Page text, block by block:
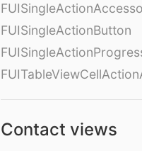
FUISingleActionButton
Contact views